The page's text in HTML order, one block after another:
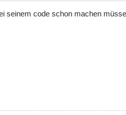
seinem code schon machen